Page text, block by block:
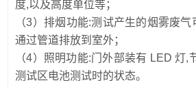
度,以及高度单位等；
（3）排烟功能:测试产生的烟雾废
通过管道排放到室外；
（4）照明功能:门外部装有 LED 灯,
测试区电池测试时的状态。